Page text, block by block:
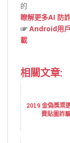
的
瞭解更多AI 防
☞ Android用
載
相關文章:
2019 金偽獎票
費貼圖詐